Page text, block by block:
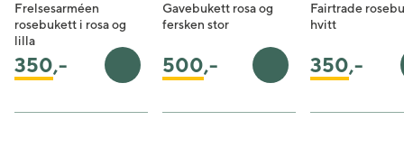
Frelsesarméen
rosebukett i rosa og
lilla
350,- Legg i handlekurv
Gavebukett rosa og
fersken stor
500,- Legg i handlekurv
Fairtrade
hvitt
350,-